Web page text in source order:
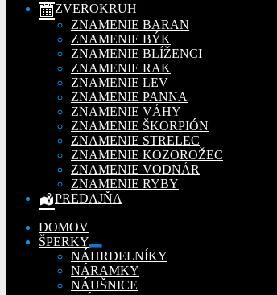
ZVEROKRUH
ZNAMENIE BARAN
ZNAMENIE BÝK
ZNAMENIE BLÍŽENCI
ZNAMENIE RAK
ZNAMENIE LEV
ZNAMENIE PANNA
ZNAMENIE VÁHY
ZNAMENIE ŠKORPIÓN
ZNAMENIE STRELEC
ZNAMENIE KOZOROŽEC
ZNAMENIE VODNÁR
ZNAMENIE RYBY
PREDAJŇA
DOMOV
ŠPERKY
Rozbaliť
podradené
menu
NÁHRDELNÍKY
NÁRAMKY
NÁUŠNICE